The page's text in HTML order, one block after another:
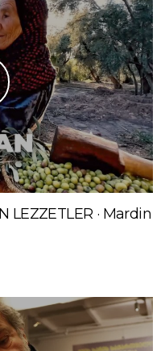
LEZZETLER · Mardin